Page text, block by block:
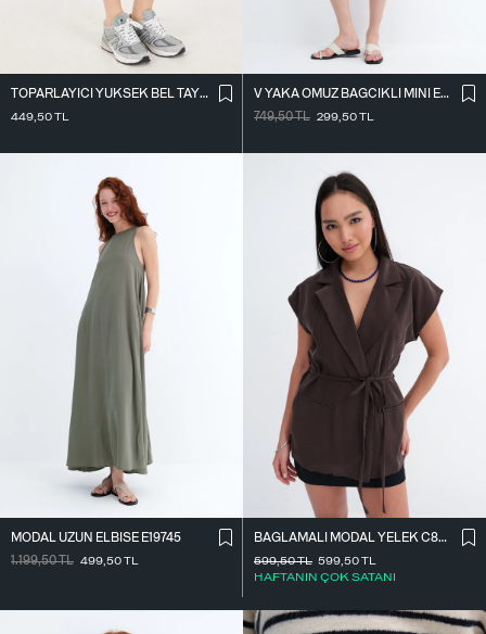
TOPARLAYICI YÜKSEK BEL TAYT TYT4000-R11
449,50TL
V YAKA OMUZ BAĞCIKLI MINI ELBISE E3394
749,50TL 299,50TL
MODAL UZUN ELBISE E19745
1.199,50TL 499,50TL
BAĞLAMALI MODAL YELEK C8021
599,50TL
HAFTANIN ÇOK SATANI
599,50TL